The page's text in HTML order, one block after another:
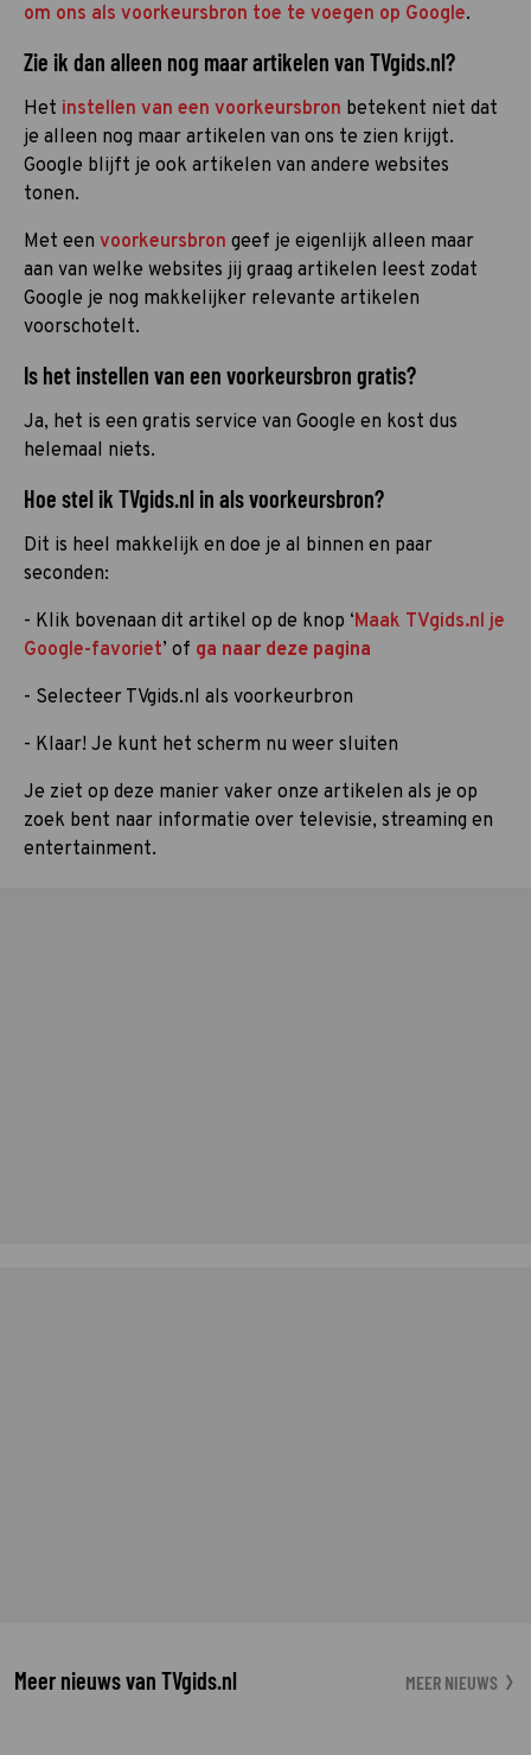
om ons als voorkeursbron toe te voegen op Google.
Zie ik dan alleen nog maar artikelen van TVgids.nl?
Het instellen van een voorkeursbron betekent niet dat
je alleen nog maar artikelen van ons te zien krijgt.
Google blijft je ook artikelen van andere websites
tonen.
Met een voorkeursbron geef je eigenlijk alleen maar
aan van welke websites jij graag artikelen leest zodat
Google je nog makkelijker relevante artikelen
voorschotelt.
Is het instellen van een voorkeursbron gratis?
Ja, het is een gratis service van Google en kost dus
helemaal niets.
Hoe stel ik TVgids.nl in als voorkeursbron?
Dit is heel makkelijk en doe je al binnen en paar
seconden:
- Klik bovenaan dit artikel op de knop ‘Maak TVgids.nl je
Google-favoriet’ of ga naar deze pagina
- Selecteer TVgids.nl als voorkeurbron
- Klaar! Je kunt het scherm nu weer sluiten
Je ziet op deze manier vaker onze artikelen als je op
zoek bent naar informatie over televisie, streaming en
entertainment.
Meer nieuws van TVgids.nl MEER NIEUWS